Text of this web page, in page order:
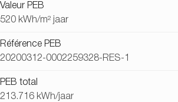
Valeur PEB
520 kWh/m² jaar
Référence PEB
20200312-0002259328-RES-1
PEB total
213.716 kWh/jaar